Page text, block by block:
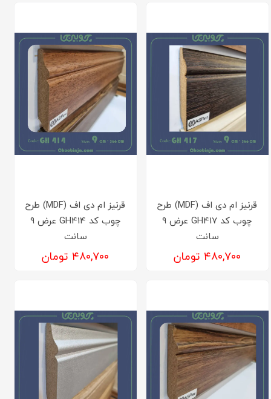
قرنیز ام دی اف (MDF) طرح
چوب کد GH417 عرض ۹
سانت
۴۸۰,۷۰۰ تومان
قرنیز ام دی اف (MDF) طرح
چوب کد GH414 عرض ۹
سانت
۴۸۰,۷۰۰ تومان